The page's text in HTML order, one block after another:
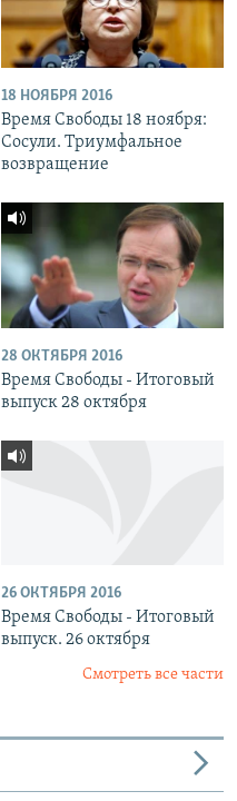
18 НОЯБРЯ 2016
Время Свободы 18 ноября:
Сосули. Триумфальное
возвращение
28 ОКТЯБРЯ 2016
Время Свободы - Итоговый
выпуск 28 октября
26 ОКТЯБРЯ 2016
Время Свободы - Итоговый
выпуск. 26 октября
Смотреть все части